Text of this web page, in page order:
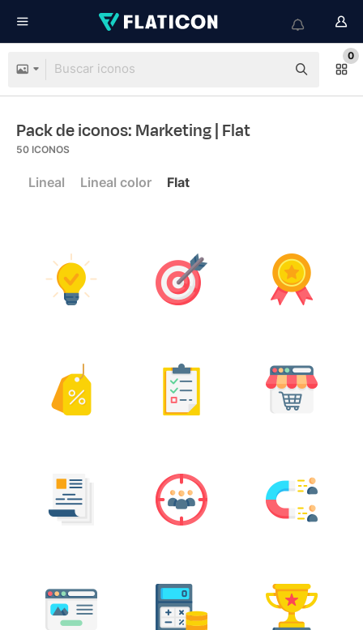
0
Pack de iconos: Marketing| Flat
50 ICONOS
Lineal Lineal color Flat